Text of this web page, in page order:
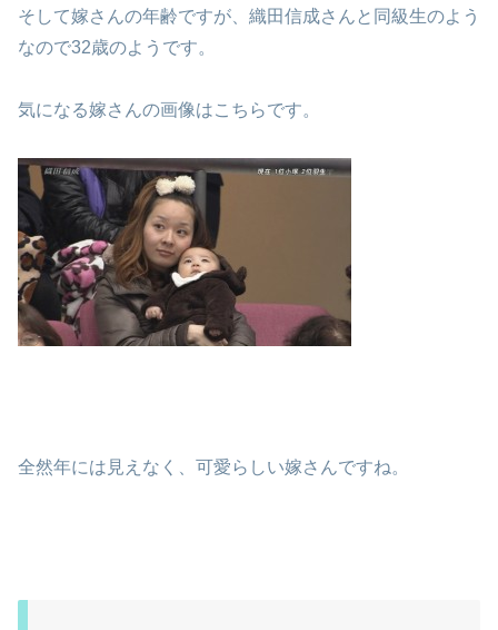
そして嫁さんの年齢ですが、織田信成さんと同級生のよう
なので32歳のようです。
気になる嫁さんの画像はこちらです。
全然年には見えなく、可愛らしい嫁さんですね。